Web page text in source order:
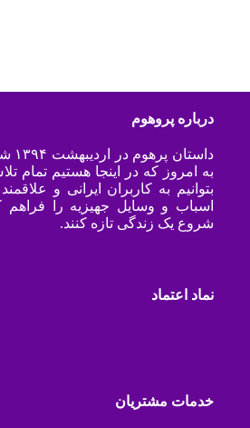
درباره پروهوم
به امروز که در اینجا هستیم تمام
بتوانیم به کاربران ایرانی و
اسباب و وسایل جهیزیه را فراهم
شروع یک زندگی تازه کنند.
نماد اعتماد
خدمات مشتریان